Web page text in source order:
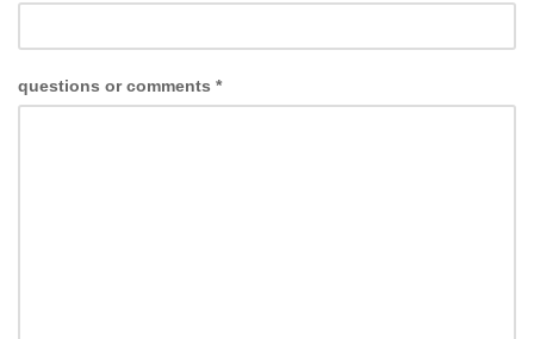
questions or comments *